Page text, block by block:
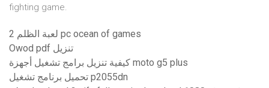
fighting game.
لعبة الظلم 2 pc ocean of games
Owod pdf تنزيل
كيفية تنزيل برامج تشغيل أجهزة moto g5 plus
تحميل برنامج تشغيل p2055dn